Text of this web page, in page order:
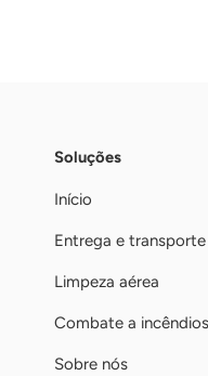
Soluções
Início
Entrega e transporte
Limpeza aérea
Combate a
Sobre nós